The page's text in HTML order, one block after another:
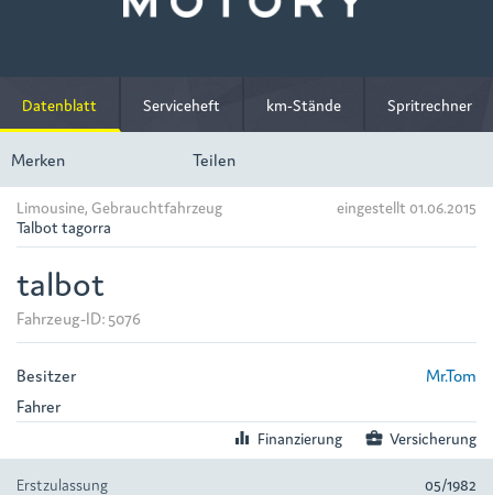
Datenblatt Serviceheft km-Stände Spritrechner
Merken Teilen
Limousine, Gebrauchtfahrzeug
eingestellt 01.06.2015
Talbot tagorra
talbot
Fahrzeug-ID: 5076
Besitzer
Mr.Tom
Fahrer
business_center Versicherung
equalizer Finanzierung
Erstzulassung
05/1982